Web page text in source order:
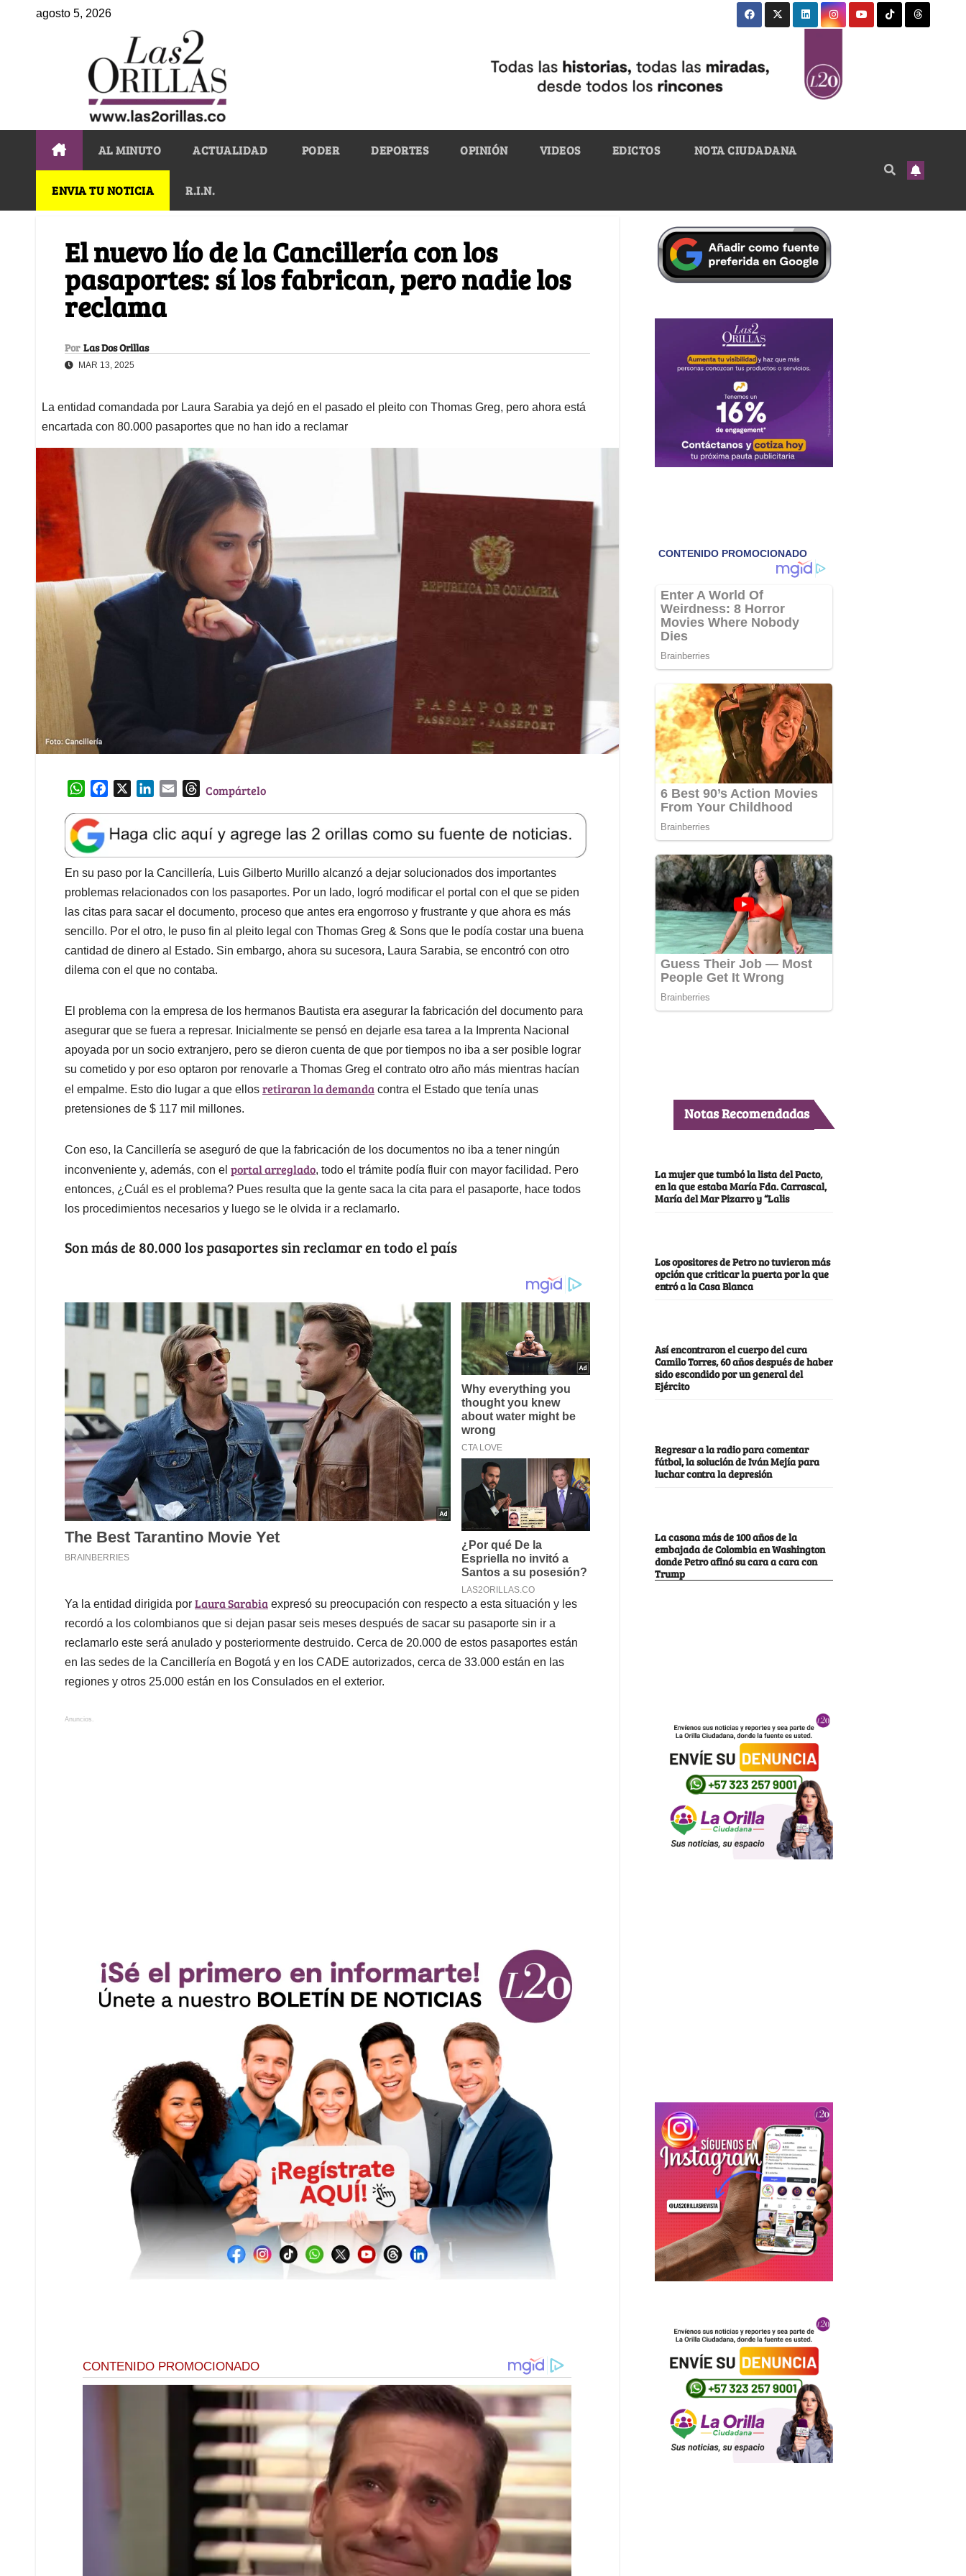
agosto 5, 2026
AL MINUTO ACTUALIDAD PODER DEPORTES OPINIÓN VIDEOS EDICTOS NOTA CIUDADANA
ENVIA TU NOTICIA R.I.N.
El nuevo lío de la Cancillería con los
pasaportes: sí los fabrican, pero nadie los
reclama
Por Las Dos Orillas
MAR 13, 2025
La entidad comandada por Laura Sarabia ya dejó en el pasado el pleito con Thomas Greg, pero ahora está
encartada con 80.000 pasaportes que no han ido a reclamar
W
a
t
s
A
p
p
e
b
o
o
k
k
e
d
I
n
l
T
e
a
d
s
Compártelo
En su paso por la Cancillería, Luis Gilberto Murillo alcanzó a dejar solucionados dos importantes
problemas relacionados con los pasaportes. Por un lado, logró modificar el portal con el que se piden
las citas para sacar el documento, proceso que antes era engorroso y frustrante y que ahora es más
sencillo. Por el otro, le puso fin al pleito legal con Thomas Greg & Sons que le podía costar una buena
cantidad de dinero al Estado. Sin embargo, ahora su sucesora, Laura Sarabia, se encontró con otro
dilema con el que no contaba.
El problema con la empresa de los hermanos Bautista era asegurar la fabricación del documento para
asegurar que se fuera a represar. Inicialmente se pensó en dejarle esa tarea a la Imprenta Nacional
apoyada por un socio extranjero, pero se dieron cuenta de que por tiempos no iba a ser posible lograr
su cometido y por eso optaron por renovarle a Thomas Greg el contrato otro año más mientras hacían
el empalme. Esto dio lugar a que ellos retiraran la demanda contra el Estado que tenía unas
pretensiones de $ 117 mil millones.
Con eso, la Cancillería se aseguró de que la fabricación de los documentos no iba a tener ningún
inconveniente y, además, con el portal arreglado, todo el trámite podía fluir con mayor facilidad. Pero
entonces, ¿Cuál es el problema? Pues resulta que la gente saca la cita para el pasaporte, hace todos
los procedimientos necesarios y luego se le olvida ir a reclamarlo.
Son más de 80.000 los pasaportes sin reclamar en todo el país
Ya la entidad dirigida por Laura Sarabia expresó su preocupación con respecto a esta situación y les
recordó a los colombianos que si dejan pasar seis meses después de sacar su pasaporte sin ir a
reclamarlo este será anulado y posteriormente destruido. Cerca de 20.000 de estos pasaportes están
en las sedes de la Cancillería en Bogotá y en los CADE autorizados, cerca de 33.000 están en las
regiones y otros 25.000 están en los Consulados en el exterior.
Anuncios.
Notas Recomendadas
La mujer que tumbó la lista del Pacto,
en la que estaba María Fda. Carrascal,
María del Mar Pizarro y “Lalis
Los opositores de Petro no tuvieron más
opción que criticar la puerta por la que
entró a la Casa Blanca
Así encontraron el cuerpo del cura
Camilo Torres, 60 años después de haber
sido escondido por un general del
Ejército
Regresar a la radio para comentar
fútbol, la solución de Iván Mejía para
luchar contra la depresión
La casona más de 100 años de la
embajada de Colombia en Washington
donde Petro afinó su cara a cara con
Trump